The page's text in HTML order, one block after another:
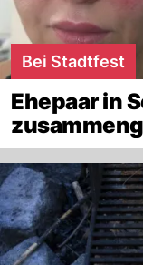
Bei Stadtfest
Ehepaar in